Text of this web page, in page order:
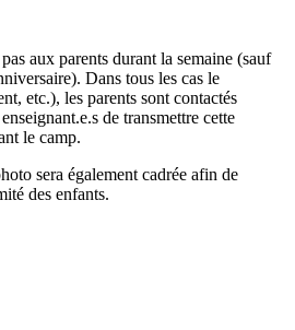
aux parents durant la semaine (sauf
Dans tous les cas le
etc.), les parents sont contactés
de transmettre cette
le camp.
sera également cadrée afin de
des enfants.